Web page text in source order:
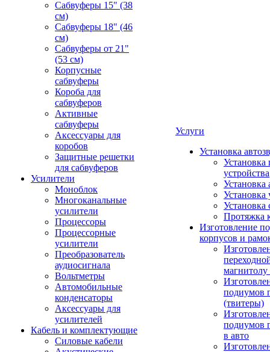
Сабвуферы 15" (38
см)
Сабвуферы 18" (46
см)
Сабвуферы от 21"
(53 см)
Корпусные
сабвуферы
Короба для
сабвуферов
Активные
сабвуферы
Аксессуары для
коробов
Защитные решетки
для сабвуферов
Усилители
Моноблок
Многоканальные
усилители
Процессоры
Процессорные
усилители
Преобразователь
аудиосигнала
Вольтметры
Автомобильные
конденсаторы
Аксессуары для
усилителей
Кабель и комплектующие
Силовые кабели
Услуги
Установка
Установка
устройства
Установка
Установка
Установка
Протяжка
Изготовление
корпусов и
подиумов
(твитеры)
подиумов
в авто